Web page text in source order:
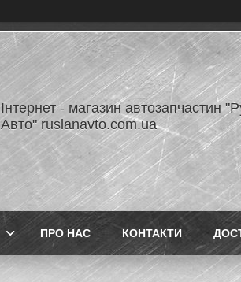
Інтернет - магазин автозапчастин
Авто" ruslanavto.com.ua
ПРО НАС КОНТАКТИ